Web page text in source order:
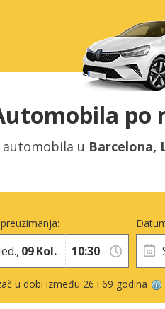
po
u Barcelona,
09Kol.
u dobi između 26 i 69 godina